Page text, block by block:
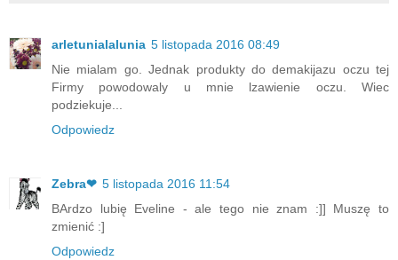
arletunialalunia 5 listopada 2016 08:49
Nie mialam go. Jednak produkty do demakijazu oczu tej
Firmy powodowaly u mnie lzawienie oczu. Wiec
podziekuje...
Odpowiedz
Zebra❤ 5 listopada 2016 11:54
BArdzo lubię Eveline - ale tego nie znam :]] Muszę to
zmienić :]
Odpowiedz